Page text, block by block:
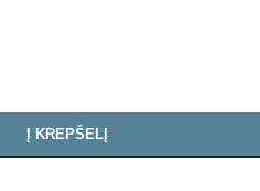
Į KREPŠELĮ